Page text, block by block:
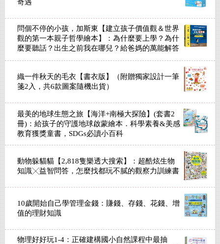
奇遇
問個不停的小孩，加斯東【建立孩子價值觀＆世界
觀的第一本親子哲學繪本】：為什麼要上學？為什
麼要聽話？出生之前我在哪兒？給爸媽的萬能解答
織一件秋天的毛衣【書衣版】（附贈獨家設計一筆
箋2入，共6款圖案隨機出貨）
最美的地球生態之旅【海洋+南極大探險】(套書2
冊)：給孩子的守護地球啟蒙繪本．科學素養&美感
教育獲獎童書，SDGs必讀小百科
動物躲貓貓【2,818隻樂透大搜索】：超酷炫生物
知識╳益智問答，怎麼找都玩不膩的觀察力訓練書
10歲開始自己學管理金錢：賺錢、存錢、花錢、增
值的理財知識
物理好好玩1-4：正確建構國小自然課程中最抽